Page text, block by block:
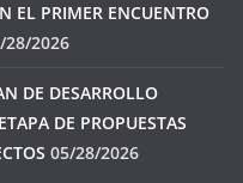
EL PRIMER ENCUENTRO
28/2026
DE DESARROLLO
DE PROPUESTAS
05/28/2026